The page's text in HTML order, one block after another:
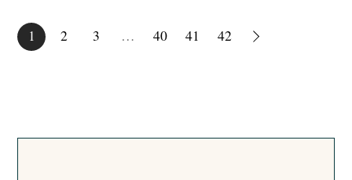
1 2 3 … 40 41 42